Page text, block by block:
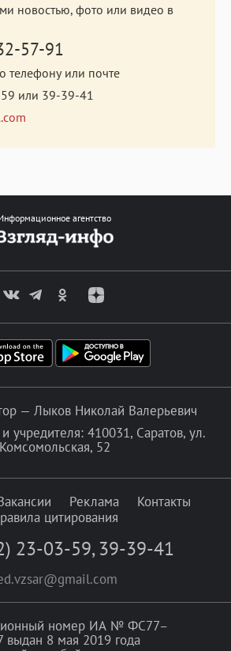
новостью, фото или видео в
57-91
телефону или почте
или 39-39-41
агентство
— Лыков Николай Валерьевич
учредителя: 410031, Саратов, ул.
Комсомольская, 52
Реклама
Контакты
цитирования
23-03-59, 39-39-41
номер ИА № ФС77–
выдан 8 мая 2019 года